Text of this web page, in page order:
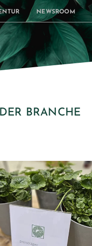
NEWSROOM
BRANCHE